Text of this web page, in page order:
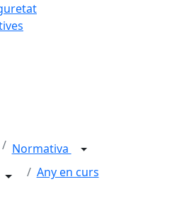
Normativa
Any en curs